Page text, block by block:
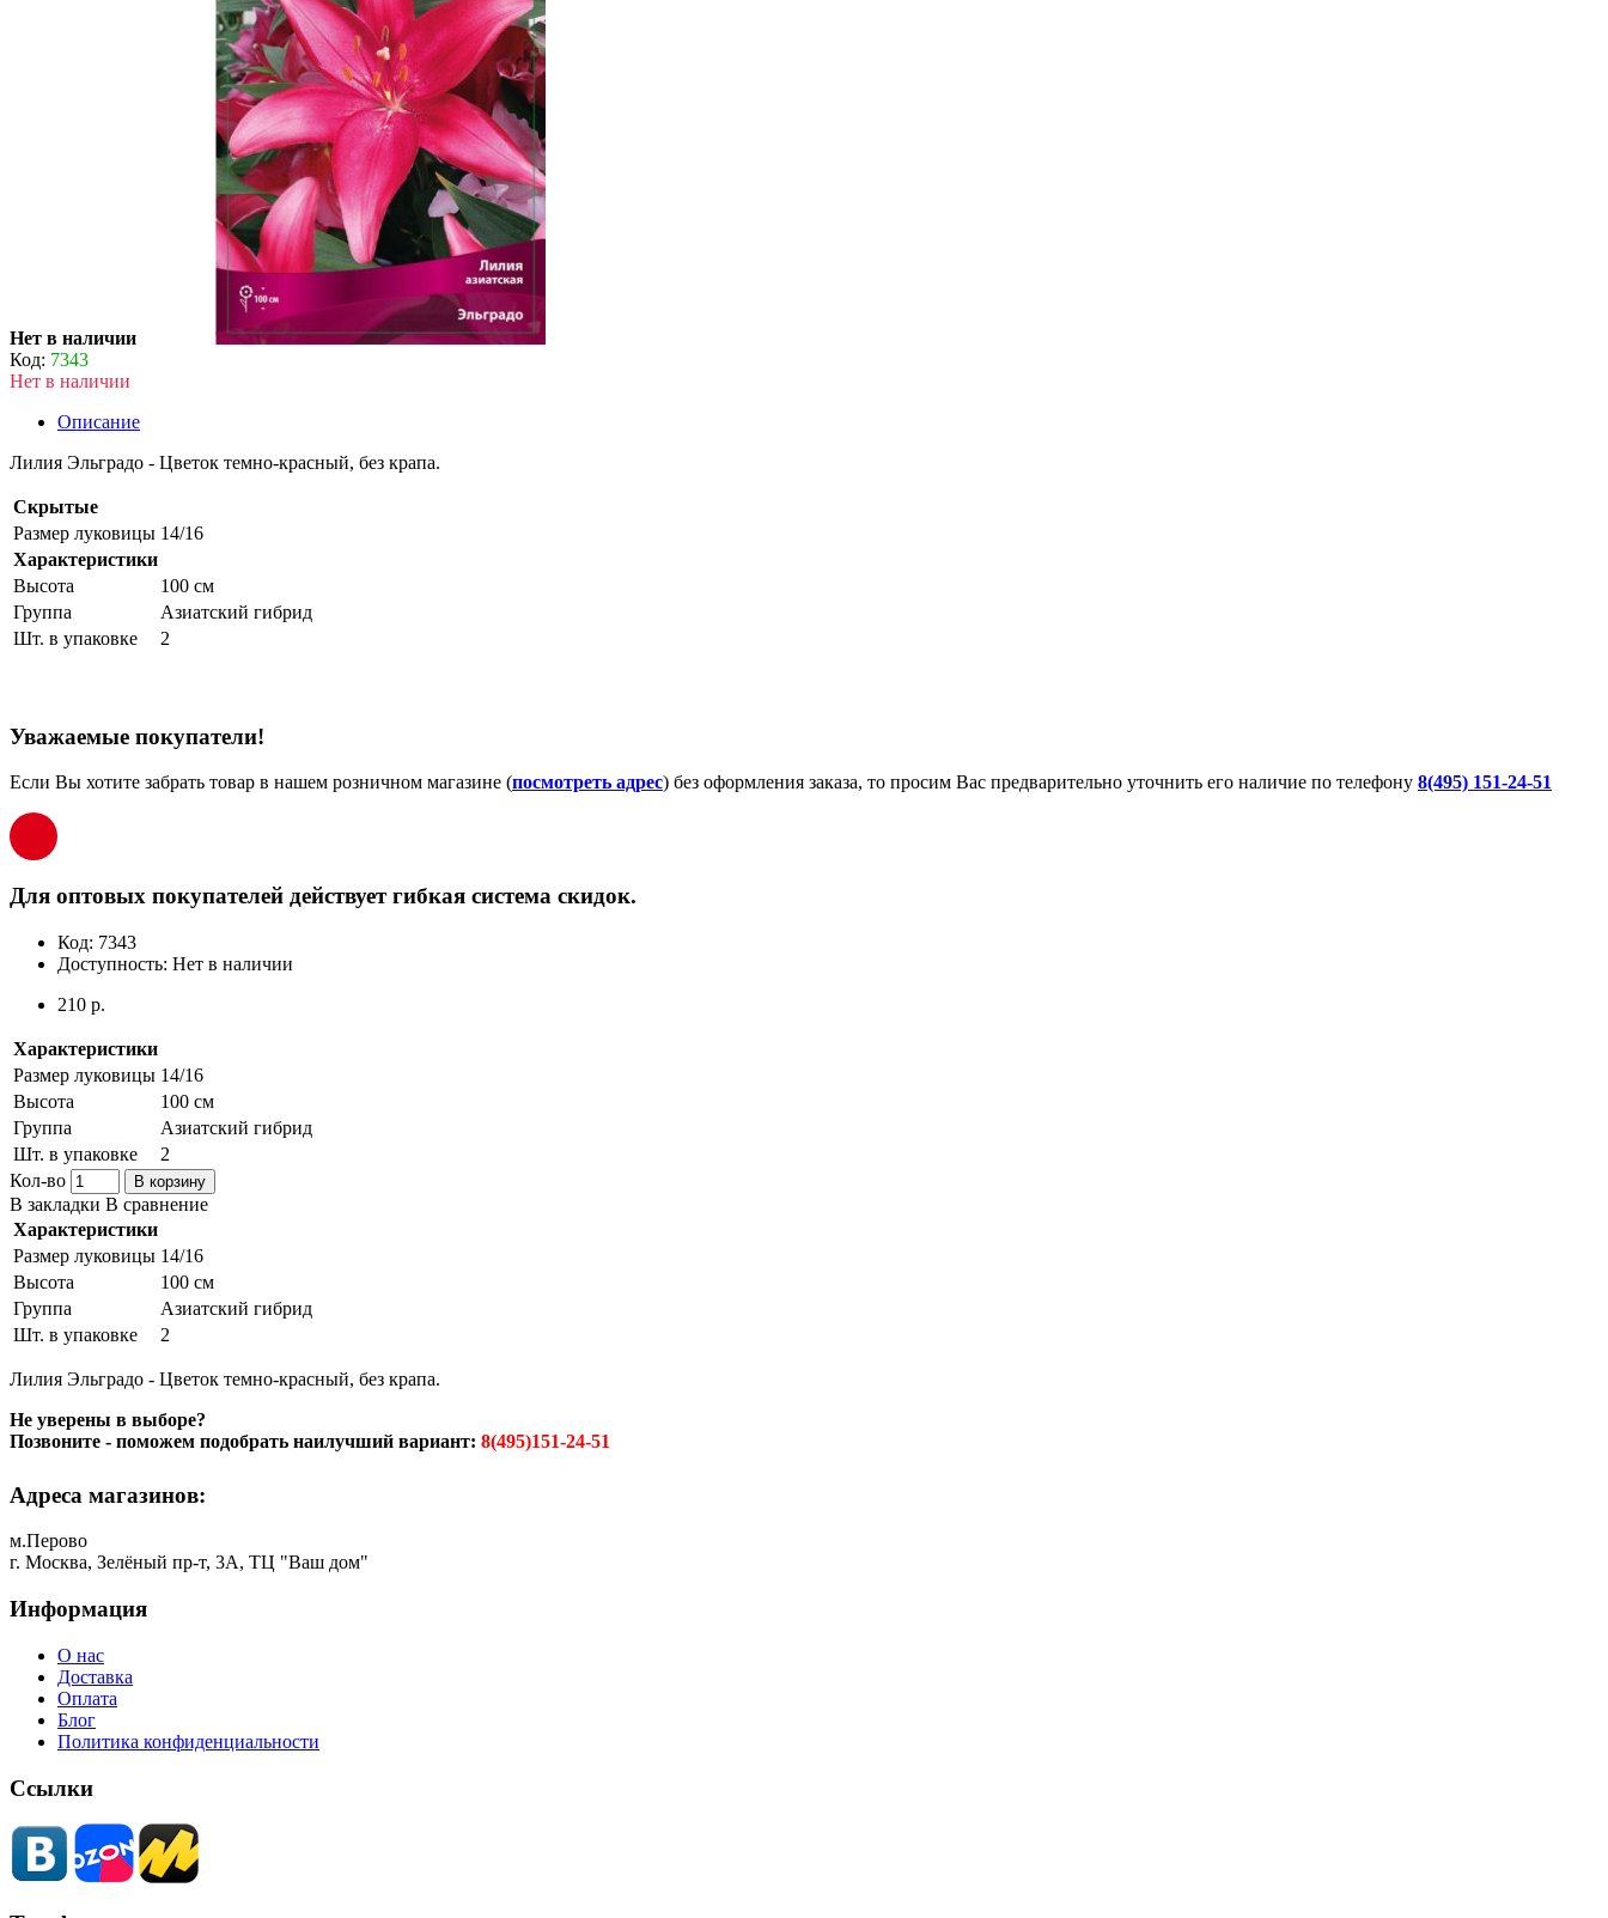
Нет в наличии
Код: 7343
Нет в наличии
Описание
Лилия Эльградо - Цветок темно-красный, без крапа.
Скрытые
Размер луковицы 14/16
Характеристики
Высота
100 см
Группа
Азиатский гибрид
Шт. в упаковке
2
Уважаемые покупатели!
Если Вы хотите забрать товар в нашем розничном магазине (посмотреть адрес) без оформления заказа, то просим Вас предварительно уточнить его наличие по телефону 8(495) 151-24-51
Для оптовых покупателей действует гибкая система скидок.
Код: 7343
Доступность: Нет в наличии
210 р.
Характеристики
Размер луковицы 14/16
Высота
100 см
Группа
Азиатский гибрид
Шт. в упаковке
2
Кол-во
В корзину
В закладки В сравнение
Характеристики
Размер луковицы 14/16
Высота
100 см
Группа
Азиатский гибрид
Шт. в упаковке
2
Лилия Эльградо - Цветок темно-красный, без крапа.
Не уверены в выборе?
Позвоните - поможем подобрать наилучший вариант: 8(495)151-24-51
Адреса магазинов:
м.Перово
г. Москва, Зелёный пр-т, 3А, ТЦ "Ваш дом"
Информация
О нас
Доставка
Оплата
Блог
Политика конфиденциальности
Ссылки